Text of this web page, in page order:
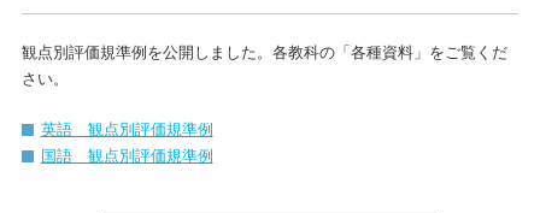
観点別評価規準例を公開しました。各教科の「各種資料」をご覧くだ
さい。
英語 観点別評価規準例
国語 観点別評価規準例